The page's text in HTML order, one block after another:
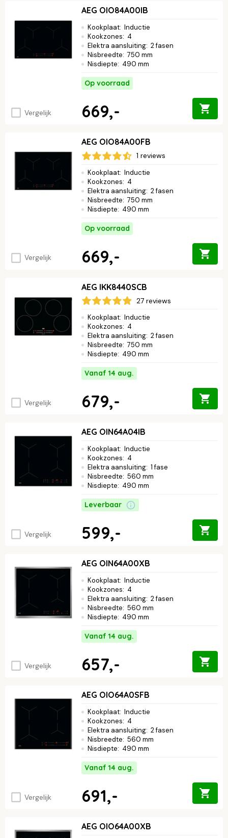
Vergelijk
AEG OIO84A00IB
Kookplaat: Inductie
Kookzones: 4
Elektra aansluiting: 2 fasen
Nisbreedte: 750 mm
Nisdiepte: 490 mm
Op voorraad
669,-
Vergelijk
AEG OIO84A00FB
1 reviews
Kookplaat: Inductie
Kookzones: 4
Elektra aansluiting: 2 fasen
Nisbreedte: 750 mm
Nisdiepte: 490 mm
Op voorraad
669,-
Vergelijk
AEG IKK8440SCB
27 reviews
Kookplaat: Inductie
Kookzones: 4
Elektra aansluiting: 2 fasen
Nisbreedte: 750 mm
Nisdiepte: 490 mm
Vanaf 14 aug.
679,-
Vergelijk
AEG OIN64A04IB
Kookplaat: Inductie
Kookzones: 4
Elektra aansluiting: 1 fase
Nisbreedte: 560 mm
Nisdiepte: 490 mm
Leverbaar
599,-
Vergelijk
AEG OIN64A00XB
Kookplaat: Inductie
Kookzones: 4
Elektra aansluiting: 2 fasen
Nisbreedte: 560 mm
Nisdiepte: 490 mm
Vanaf 14 aug.
657,-
Vergelijk
AEG OIO64A0SFB
Kookplaat: Inductie
Kookzones: 4
Elektra aansluiting: 2 fasen
Nisbreedte: 560 mm
Nisdiepte: 490 mm
Vanaf 14 aug.
691,-
AEG OIO64A00XB